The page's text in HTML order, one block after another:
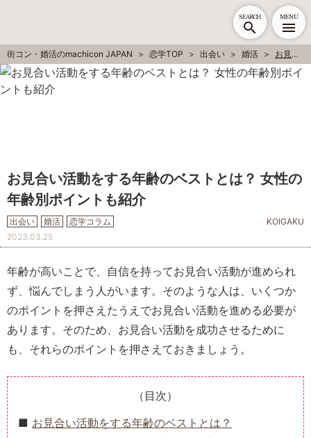
SEARCH MENU
街コン・婚活のmachicon JAPAN 恋学TOP 出会い 婚活 お見合い活動をする年齢のベストとは？ 女性の年齢別ポイントも紹介
お見合い活動をする年齢のベストとは？ 女性の
年齢別ポイントも紹介
出会い 婚活 恋学コラム
KOIGAKU
2023.03.25
年齢が高いことで、自信を持ってお見合い活動が進められ
ず、悩んでしまう人がいます。そのような人は、いくつか
のポイントを押さえたうえでお見合い活動を進める必要が
あります。そのため、お見合い活動を成功させるために
も、それらのポイントを押さえておきましょう。
（目次）
お見合い活動をする年齢のベストとは？